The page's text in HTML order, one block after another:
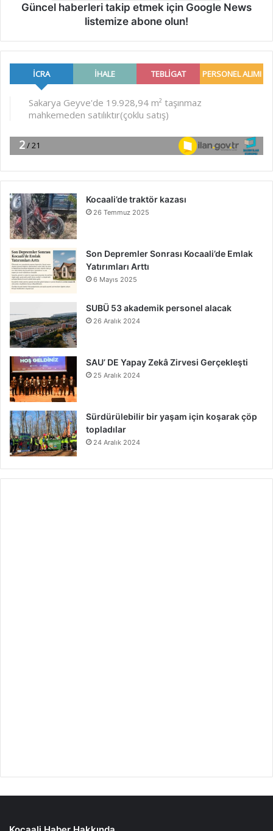
Güncel haberleri takip etmek için Google News
listemize abone olun!
Kocaali’de traktör kazası
26 Temmuz 2025
Son Depremler Sonrası Kocaali’de Emlak
Yatırımları Arttı
6 Mayıs 2025
SUBÜ 53 akademik personel alacak
26 Aralık 2024
SAU’ DE Yapay Zekâ Zirvesi Gerçekleşti
25 Aralık 2024
Sürdürülebilir bir yaşam için koşarak çöp
topladılar
24 Aralık 2024